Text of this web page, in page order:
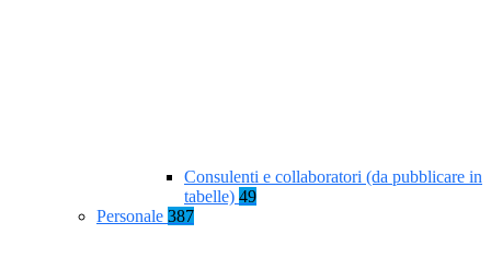
Consulenti e collaboratori (da pubblicare in
tabelle) 49
Personale 387